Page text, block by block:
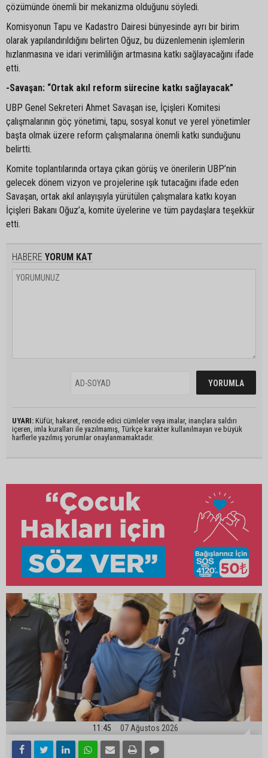
çözümünde önemli bir mekanizma olduğunu söyledi.
Komisyonun Tapu ve Kadastro Dairesi bünyesinde ayrı bir birim
olarak yapılandırıldığını belirten Oğuz, bu düzenlemenin işlemlerin
hızlanmasına ve idari verimliliğin artmasına katkı sağlayacağını ifade
etti.
-Savaşan: “Ortak akıl reform sürecine katkı sağlayacak”
UBP Genel Sekreteri Ahmet Savaşan ise, İçişleri Komitesi
çalışmalarının göç yönetimi, tapu, sosyal konut ve yerel yönetimler
başta olmak üzere reform çalışmalarına önemli katkı sunduğunu
belirtti.
Komite toplantılarında ortaya çıkan görüş ve önerilerin UBP’nin
gelecek dönem vizyon ve projelerine ışık tutacağını ifade eden
Savaşan, ortak akıl anlayışıyla yürütülen çalışmalara katkı koyan
İçişleri Bakanı Oğuz’a, komite üyelerine ve tüm paydaşlara teşekkür
etti.
HABERE YORUM KAT
UYARI: Küfür, hakaret, rencide edici cümleler veya imalar, inançlara saldırı
içeren, imla kuralları ile yazılmamış, Türkçe karakter kullanılmayan ve büyük
harflerle yazılmış yorumlar onaylanmamaktadır.
11:45 07 Ağustos 2026